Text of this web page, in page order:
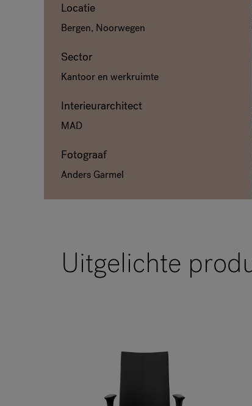
Locatie
Bergen, Noorwegen
Sector
Kantoor en werkruimte
Interieurarchitect
MAD
Fotograaf
Anders Garmel
Uitgelichte